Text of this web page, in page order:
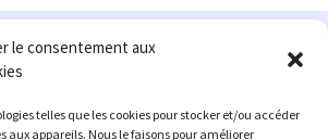
le consentement aux
telles que les cookies pour stocker et/ou accéder
aux appareils. Nous le faisons pour améliorer
mots
d'automobile ancienne depuis de
j'ai commencé à partager ma passion sur
au travers d'un blog qui a connu un relatif